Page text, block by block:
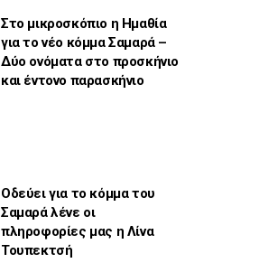
Στο μικροσκόπιο η Ημαθία
για το νέο κόμμα Σαμαρά –
Δύο ονόματα στο προσκήνιο
και έντονο παρασκήνιο
Οδεύει για το κόμμα του
Σαμαρά λένε οι
πληροφορίες μας η Λίνα
Τουπεκτσή